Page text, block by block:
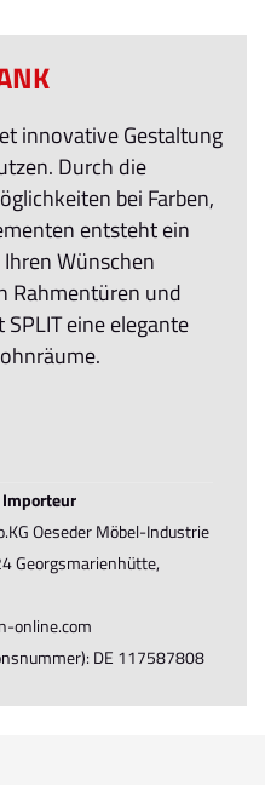
innovative Gestaltung
Durch die
bei Farben,
entsteht ein
Wünschen
Rahmentüren und
eine elegante
Oeseder Möbel-Industrie
Georgsmarienhütte,
online.com
DE 117587808